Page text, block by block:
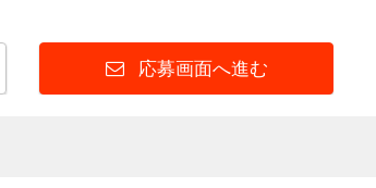
応募画面へ進む